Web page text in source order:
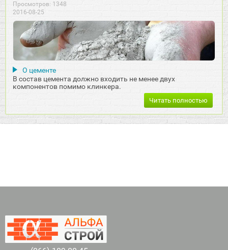
Просмотров: 1348
2016-08-25
О цементе
В состав цемента должно входить не менее двух
компонентов помимо клинкера.
Читать полностью